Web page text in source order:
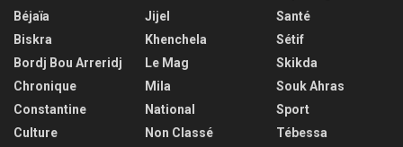
Béjaïa
Biskra
Bordj Bou Arreridj
Chronique
Constantine
Culture
Jijel
Khenchela
Le Mag
Mila
National
Non Classé
Santé
Sétif
Skikda
Souk Ahras
Sport
Tébessa